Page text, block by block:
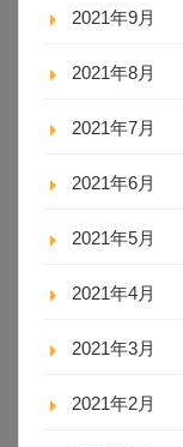
2021年9月
2021年8月
2021年7月
2021年6月
2021年5月
2021年4月
2021年3月
2021年2月